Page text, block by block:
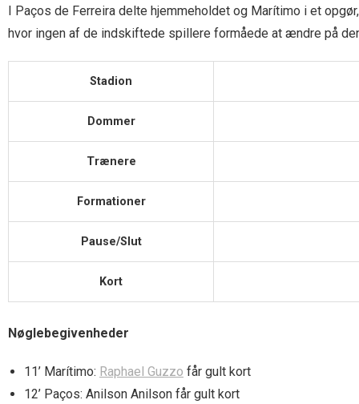
I Paços de Ferreira delte hjemmeholdet og Marítimo i et
hvor ingen af de indskiftede spillere formåede at ændre på
Stadion
Dommer
Trænere
Formationer
Pause/Slut
Kort
Nøglebegivenheder
11’ Marítimo: Raphael Guzzo får gult kort
12’ Paços: Anilson Anilson får gult kort